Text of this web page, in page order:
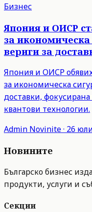
Бизнес
Япония и ОИСР
за
вериги за
Япония и ОИСР
за икономическа
доставки,
квантови технологии.
Admin Novinite· 26
Новините
Българско бизнес
продукти, услуги и
Секции